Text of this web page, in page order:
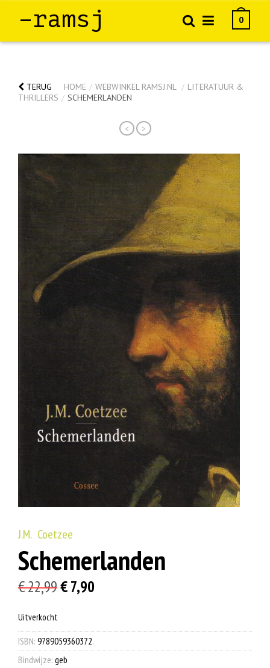
–ramsj 0
TERUG HOME / WEBWINKEL RAMSJ.NL / LITERATUUR &
THRILLERS / SCHEMERLANDEN
< >
J.M. Coetzee
Schemerlanden
€22,99Oorspronkelijke
€ 22,99.
€7,90
Uitverkocht
ISBN: 9789059360372.
Bindwijze: geb